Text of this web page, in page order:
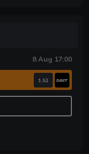
8 Aug 17:00
1.52